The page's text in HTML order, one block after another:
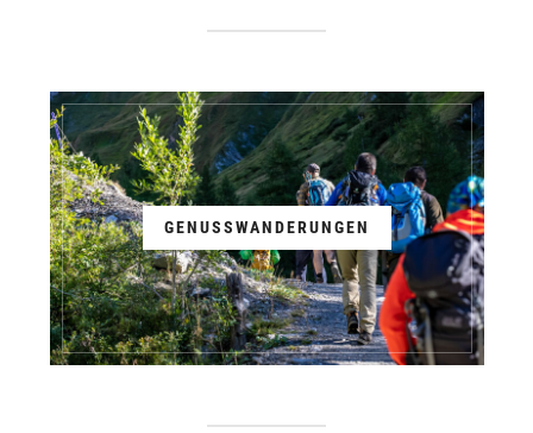
GENUSSWANDERUNGEN